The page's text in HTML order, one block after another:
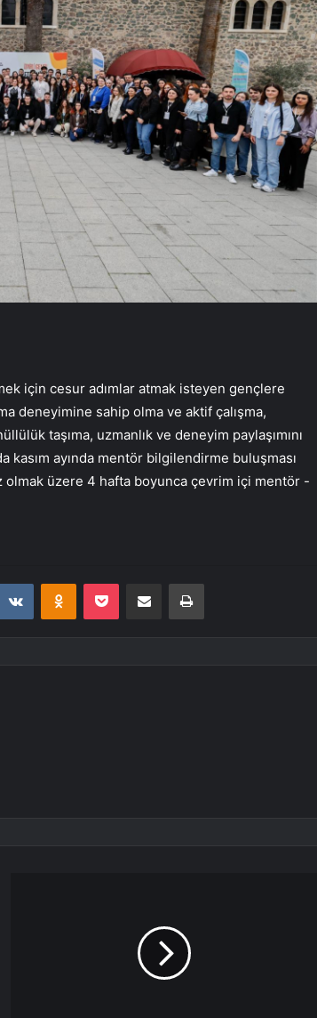
için cesur adımlar atmak isteyen gençlere
deneyimine sahip olma ve aktif çalışma,
taşıma, uzmanlık ve deneyim paylaşımını
kasım ayında mentör bilgilendirme buluşması
üzere 4 hafta boyunca çevrim içi mentör -
VKontakteOdnoklassniki
Pocket E-Posta ile paylaş Yazdır